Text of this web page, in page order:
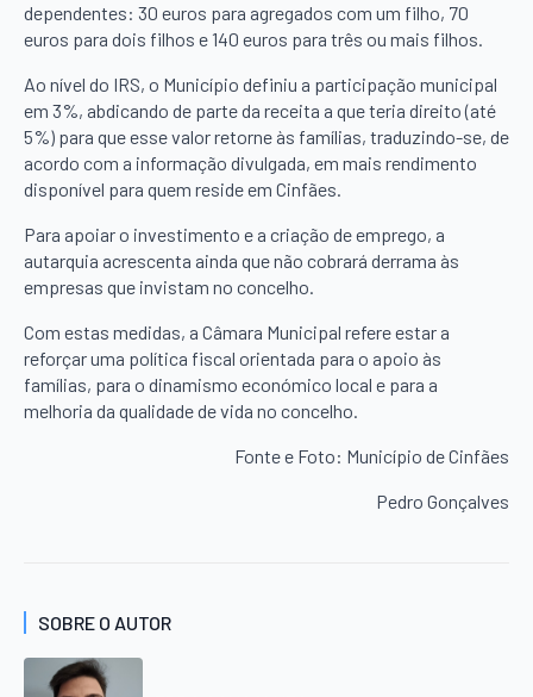
dependentes: 30 euros para agregados com um filho, 70
euros para dois filhos e 140 euros para três ou mais filhos.
Ao nível do IRS, o Município definiu a participação municipal
em 3%, abdicando de parte da receita a que teria direito (até
5%) para que esse valor retorne às famílias, traduzindo-se, de
acordo com a informação divulgada, em mais rendimento
disponível para quem reside em Cinfães.
Para apoiar o investimento e a criação de emprego, a
autarquia acrescenta ainda que não cobrará derrama às
empresas que invistam no concelho.
Com estas medidas, a Câmara Municipal refere estar a
reforçar uma política fiscal orientada para o apoio às
famílias, para o dinamismo económico local e para a
melhoria da qualidade de vida no concelho.
Fonte e Foto: Município de Cinfães
Pedro Gonçalves
SOBRE O AUTOR